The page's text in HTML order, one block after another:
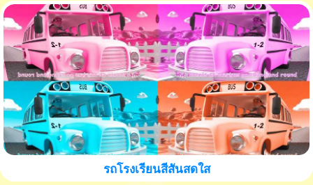
รถโรงเรียนสีสันสดใส